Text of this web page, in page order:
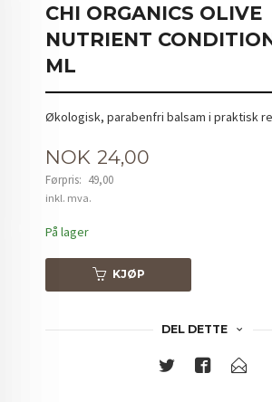
CHI ORGANICS OLIVE
NUTRIENT
ML
Økologisk, parabenfri balsam i praktisk
Tilbud
NOK 24,00
Førpris: 49,00
Rabatt
inkl. mva.
På lager
KJØP
DEL DETTE